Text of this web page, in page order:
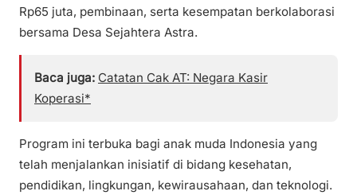
Rp65 juta, pembinaan, serta kesempatan berkolaborasi
bersama Desa Sejahtera Astra.
Baca juga: Catatan Cak AT: Negara Kasir
Koperasi*
Program ini terbuka bagi anak muda Indonesia yang
telah menjalankan inisiatif di bidang kesehatan,
pendidikan, lingkungan, kewirausahaan, dan teknologi.